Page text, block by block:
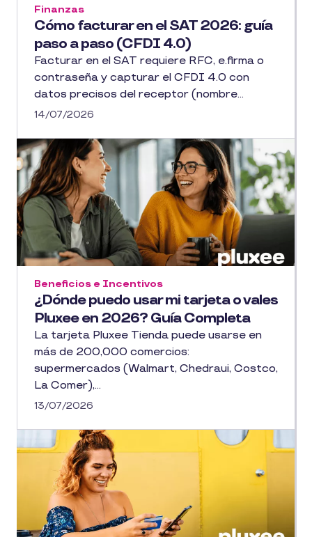
Cómo facturar en el SAT 2026: guía
paso a paso (CFDI 4.0)
Finanzas
Facturar en el SAT requiere RFC, e.firma o
contraseña y capturar el CFDI 4.0 con
datos precisos del receptor (nombre...
14/07/2026
¿Dónde puedo usar mi tarjeta o vales
Pluxee en 2026? Guía Completa
Beneficios e Incentivos
La tarjeta Pluxee Tienda puede usarse en
más de 200,000 comercios:
supermercados (Walmart, Chedraui, Costco,
La Comer),...
13/07/2026